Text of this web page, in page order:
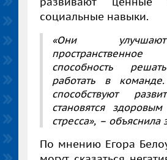
социальные навыки.
«Они
способность
работать в
способствуют
становятся
стресса», – объяснила
По мнению Егора